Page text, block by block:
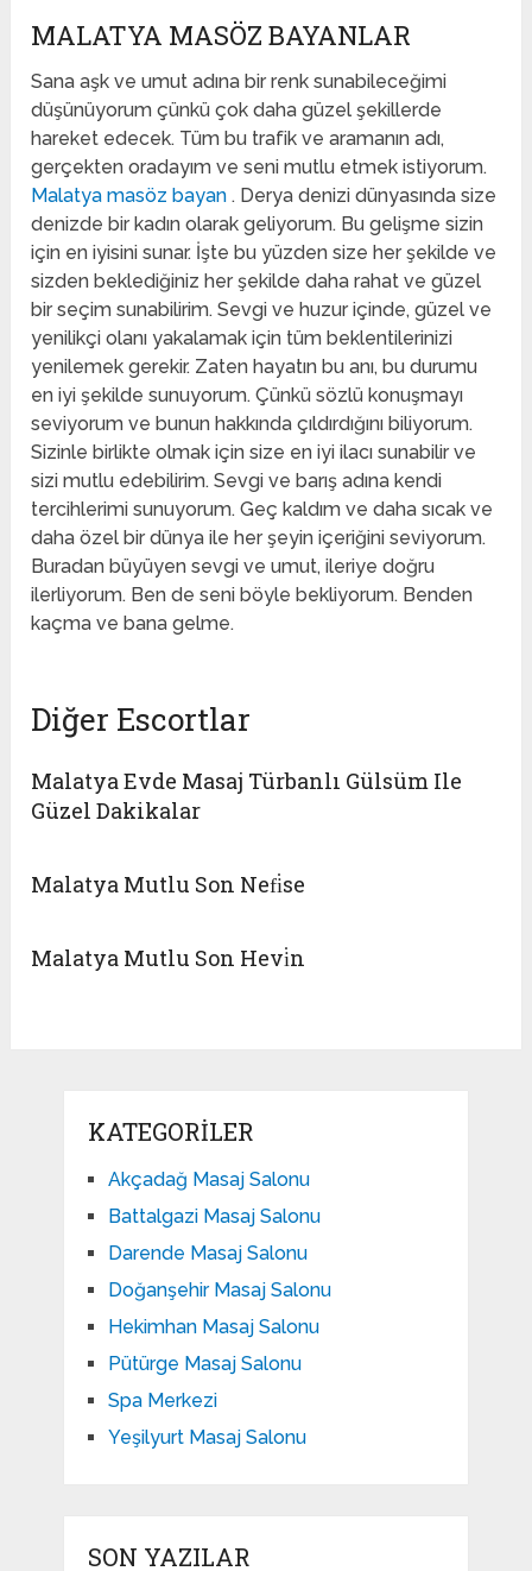
MALATYA MASÖZ BAYANLAR
Sana aşk ve umut adına bir renk sunabileceğimi
düşünüyorum çünkü çok daha güzel şekillerde
hareket edecek. Tüm bu trafik ve aramanın adı,
gerçekten oradayım ve seni mutlu etmek istiyorum.
Malatya masöz bayan. Derya denizi dünyasında size
denizde bir kadın olarak geliyorum. Bu gelişme sizin
için en iyisini sunar. İşte bu yüzden size her şekilde ve
sizden beklediğiniz her şekilde daha rahat ve güzel
bir seçim sunabilirim. Sevgi ve huzur içinde, güzel ve
yenilikçi olanı yakalamak için tüm beklentilerinizi
yenilemek gerekir. Zaten hayatın bu anı, bu durumu
en iyi şekilde sunuyorum. Çünkü sözlü konuşmayı
seviyorum ve bunun hakkında çıldırdığını biliyorum.
Sizinle birlikte olmak için size en iyi ilacı sunabilir ve
sizi mutlu edebilirim. Sevgi ve barış adına kendi
tercihlerimi sunuyorum. Geç kaldım ve daha sıcak ve
daha özel bir dünya ile her şeyin içeriğini seviyorum.
Buradan büyüyen sevgi ve umut, ileriye doğru
ilerliyorum. Ben de seni böyle bekliyorum. Benden
kaçma ve bana gelme.
Diğer Escortlar
Malatya Evde Masaj Türbanlı Gülsüm Ile
Güzel Dakikalar
Malatya Mutlu Son Nefi̇se
Malatya Mutlu Son Hevi̇n
KATEGORILER
Akçadağ Masaj Salonu
Battalgazi Masaj Salonu
Darende Masaj Salonu
Doğanşehir Masaj Salonu
Hekimhan Masaj Salonu
Pütürge Masaj Salonu
Spa Merkezi
Yeşilyurt Masaj Salonu
SON YAZILAR